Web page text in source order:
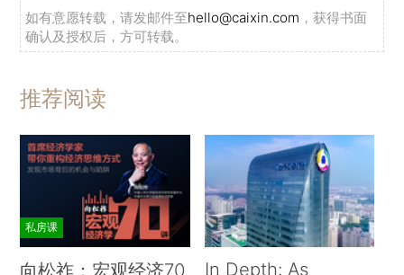
如有意愿转载，请发邮件至hello@caixin.com ，获得书面
确认及授权后，方可转载。
推荐阅读
私房课
向松祚：宏观经济70
In Depth: As